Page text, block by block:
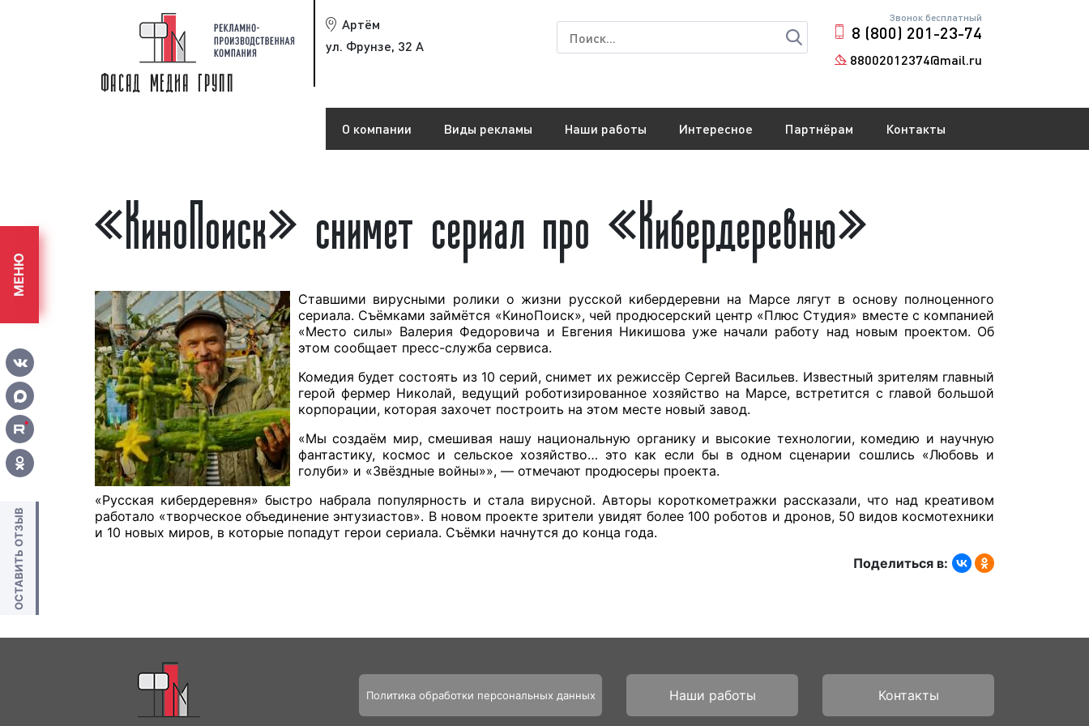
Артём
ул. Фрунзе, 32 А
Звонок бесплатный
8 (800) 201-23-74
88002012374@mail.ru
О компании Виды рекламы Наши работы Интересное Партнёрам Контакты
«КиноПоиск» снимет сериал про «Кибердеревню»
Ставшими вирусными ролики о жизни русской кибердеревни на Марсе лягут в основу полноценного
сериала. Съёмками займётся «КиноПоиск», чей продюсерский центр «Плюс Студия» вместе с компанией
«Место силы» Валерия Федоровича и Евгения Никишова уже начали работу над новым проектом. Об
этом сообщает пресс-служба сервиса.
Комедия будет состоять из 10 серий, снимет их режиссёр Сергей Васильев. Известный зрителям главный
герой фермер Николай, ведущий роботизированное хозяйство на Марсе, встретится с главой большой
корпорации, которая захочет построить на этом месте новый завод.
«Мы создаём мир, смешивая нашу национальную органику и высокие технологии, комедию и научную
фантастику, космос и сельское хозяйство… это как если бы в одном сценарии сошлись «Любовь и
голуби» и «Звёздные войны»», — отмечают продюсеры проекта.
«Русская кибердеревня» быстро набрала популярность и стала вирусной. Авторы короткометражки рассказали, что над креативом
работало «творческое объединение энтузиастов». В новом проекте зрители увидят более 100 роботов и дронов, 50 видов космотехники
и 10 новых миров, в которые попадут герои сериала. Съёмки начнутся до конца года.
Поделиться в:
Политика обработки персональных данных Наши работы Контакты
МЕНЮ
ОСТАВИТЬ ОТЗЫВ